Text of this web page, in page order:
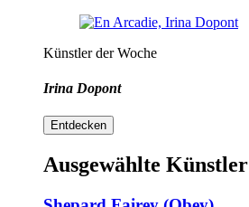
Künstler der Woche
Irina Dopont
Entdecken
Ausgewählte Künstler